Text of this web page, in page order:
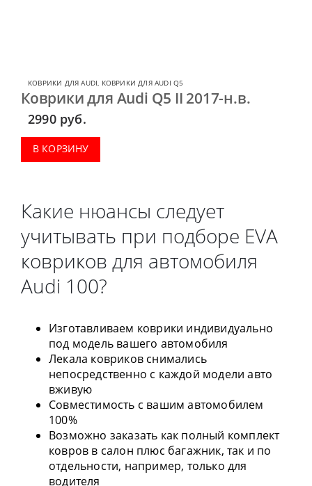
КОВРИКИ ДЛЯ AUDI, КОВРИКИ ДЛЯ AUDI Q5
Коврики для Audi Q5 II 2017-н.в.
2990 руб.
В КОРЗИНУ
Какие нюансы следует
учитывать при подборе EVA
ковриков для автомобиля
Audi 100?
Изготавливаем коврики индивидуально
под модель вашего автомобиля
Лекала ковриков снимались
непосредственно с каждой модели авто
вживую
Совместимость с вашим автомобилем
100%
Возможно заказать как полный комплект
ковров в салон плюс багажник, так и по
отдельности, например, только для
водителя